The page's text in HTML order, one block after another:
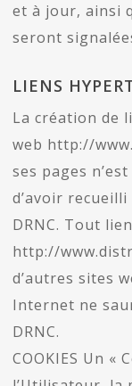
et à jour, ainsi
seront
LIENS
La création de
web http://
ses pages
d’avoir
DRNC. Tout
http://
d’autres sites
Internet ne
DRNC.
COOKIES Un «